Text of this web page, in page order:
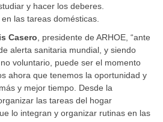
y hacer los deberes.
las tareas domésticas.
Casero , presidente de ARHOE, “ante
alerta sanitaria mundial, y siendo
voluntario, puede ser el momento
ahora que tenemos la oportunidad y
y mejor tiempo. Desde la
las tareas del hogar
lo integran y organizar rutinas en las